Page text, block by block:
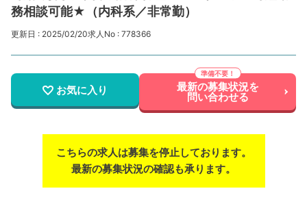
務相談可能★（内科系／非常勤）
更新日 : 2025/02/20求人No : 778366
お気に入り 最新の募集状況を
問い合わせる
こちらの求人は募集を停止しております。
最新の募集状況の確認も承ります。